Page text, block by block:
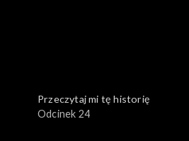
Przeczytaj mi tę historię
Odcinek 24